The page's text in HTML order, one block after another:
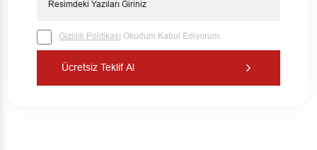
Gizlilik Politikası Okudum Kabul Ediyorum.
Ücretsiz Teklif Al